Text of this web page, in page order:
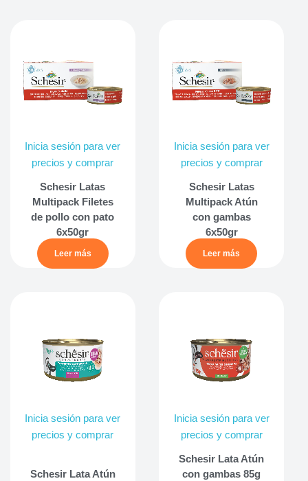
Inicia sesión para ver
precios y comprar
Schesir Latas
Multipack Filetes
de pollo con pato
6x50gr
Leer más
Inicia sesión para ver
precios y comprar
Schesir Latas
Multipack Atún
con gambas
6x50gr
Leer más
Inicia sesión para ver
precios y comprar
Schesir Lata Atún
Inicia sesión para ver
precios y comprar
Schesir Lata Atún
con gambas 85g